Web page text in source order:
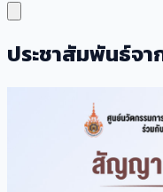
ประชาสัมพันธ์จา